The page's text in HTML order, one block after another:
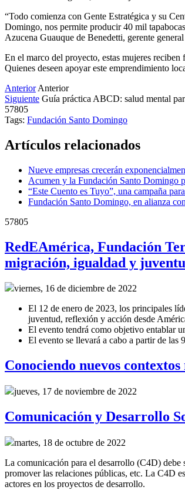
“Todo comienza con Gente Estratégica y su
Domingo, nos permite producir 40 mil
Azucena Guauque de Benedetti, gerente
En el marco del proyecto, estas mujeres
Quienes deseen apoyar este emprendimiento
Anterior Anterior
Siguiente Guía práctica ABCD: salud mental
57805
Tags: Fundación Santo Domingo
Artículos relacionados
Nueve empresas crecerán
Acumen y la Fundación Santo Domingo
“Este Cuento es Tuyo”, una campaña
Fundación Santo Domingo, en alianza
57805
RedEAmérica, Fundación
migración, igualdad y
viernes, 16 de diciembre de 2022
El 12 de enero de 2023, los principales
juventud, reflexión y acción desde
El evento tendrá como objetivo entablar
El evento se llevará a cabo a partir de
Conociendo nuevos
jueves, 17 de noviembre de 2022
Comunicación y Desarrollo
martes, 18 de octubre de 2022
La comunicación para el desarrollo (C4D) debe
promover las relaciones públicas, etc. La C4D
actores en los proyectos de desarrollo.